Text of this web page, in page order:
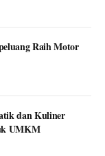
Raih Motor
dan Kuliner
UMKM